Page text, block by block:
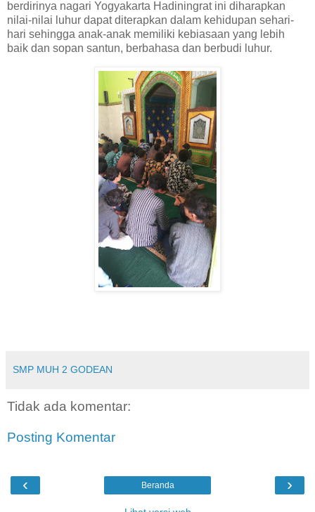
berdirinya nagari Yogyakarta Hadiningrat ini diharapkan
nilai-nilai luhur dapat diterapkan dalam kehidupan sehari-
hari sehingga anak-anak memiliki kebiasaan yang lebih
baik dan sopan santun, berbahasa dan berbudi luhur.
SMP MUH 2 GODEAN
Tidak ada komentar:
Posting Komentar
‹ ›
Beranda